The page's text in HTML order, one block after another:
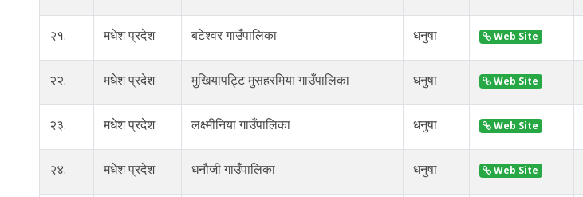
२१. मधेश प्रदेश बटेश्वर गाउँपालिका धनुषा Web Site
२२. मधेश प्रदेश मुखियापट्टि मुसहरमिया गाउँपालिका धनुषा Web Site
२३. मधेश प्रदेश लक्ष्मीनिया गाउँपालिका धनुषा Web Site
२४. मधेश प्रदेश धनौजी गाउँपालिका धनुषा Web Site